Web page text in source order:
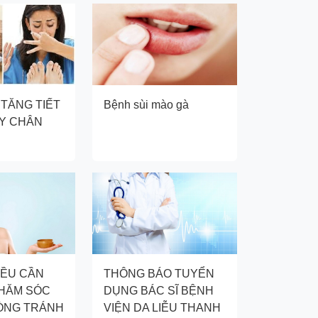
TIẾT
CHÂN
Bệnh sùi mào gà
CẦN
SÓC
TRÁNH
THÔNG BÁO TUYỂN
DỤNG BÁC SĨ BỆNH
VIỆN DA LIỄU THANH